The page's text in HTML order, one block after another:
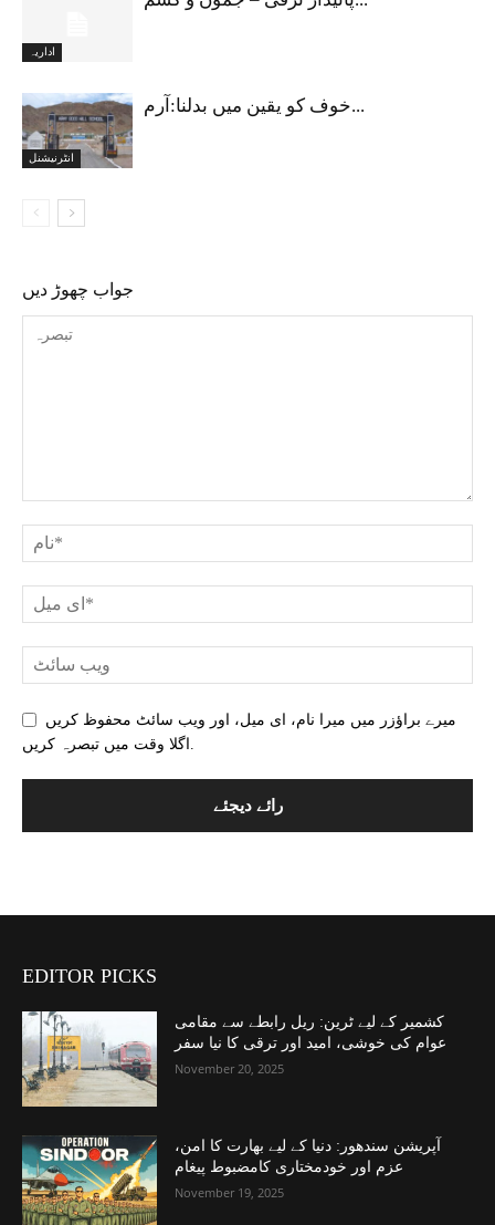
اداریہ
انٹرنیشنل
خوف کو یقین میں بدلنا:آرم...
جواب چھوڑ دیں
میرے براؤزر میں میرا نام، ای میل، اور ویب سائٹ محفوظ کریں
اگلا وقت میں تبصرہ کریں.
EDITOR PICKS
کشمیر کے لیے ٹرین: ریل رابطے سے مقامی
عوام کی خوشی، امید اور ترقی کا نیا سفر
November 20, 2025
آپریشن سندھور: دنیا کے لیے بھارت کا امن،
عزم اور خودمختاری کامضبوط پیغام
November 19, 2025